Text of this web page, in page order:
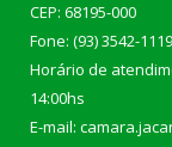
CEP: 68195-000
Fone: (93) 3542-1119
Horário de
14:00hs
E-mail: